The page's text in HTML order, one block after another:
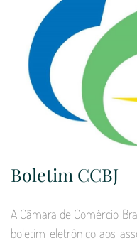
Boletim CCBJ
A Câmara de Comércio
boletim eletrônico aos